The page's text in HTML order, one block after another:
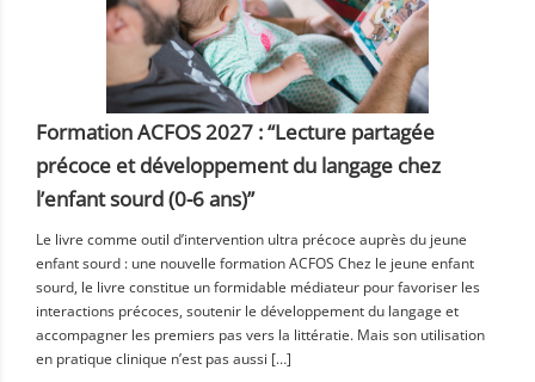
Formation ACFOS 2027 : “Lecture partagée
précoce et développement du langage chez
l’enfant sourd (0-6 ans)”
Le livre comme outil d’intervention ultra précoce auprès du jeune
enfant sourd : une nouvelle formation ACFOS Chez le jeune enfant
sourd, le livre constitue un formidable médiateur pour favoriser les
interactions précoces, soutenir le développement du langage et
accompagner les premiers pas vers la littératie. Mais son utilisation
en pratique clinique n’est pas aussi […]